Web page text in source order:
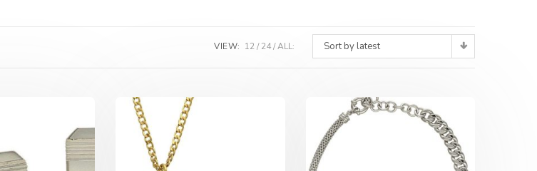
Sort by latest
VIEW: 12 24 ALL: